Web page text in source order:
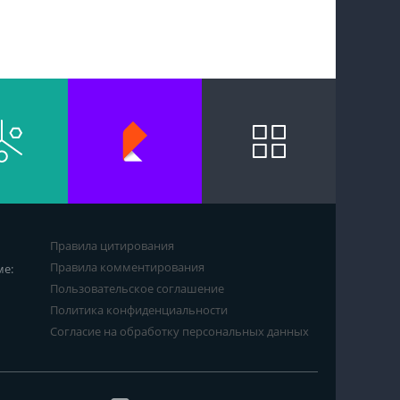
Правила цитирования
Правила комментирования
Пользовательское соглашение
Политика конфиденциальности
Согласие на обработку персональных данных